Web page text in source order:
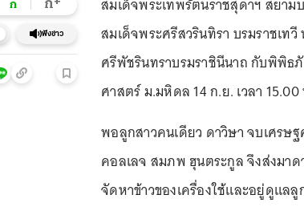
ก ก
ฟังข่าว
สมเด็จพระเทพรัตนราชสุดาฯ สยาม
สมเด็จพระศรีสวรินทิรา บรมราชเท
ศรีพัชรินทราบรมราชินีนาถ กับพิพิ
ศาสตร์ ม.มหิดล 14 ก.ย. เวลา 15.00
พอลูกสาวคนเดียว ดาวิษา จบเศรษ
คอลเลจ สมภพ ฮุนตระกูล จึงส่งมา
จัดหาข้าวของเครื่องใช้และอยู่ดูแล